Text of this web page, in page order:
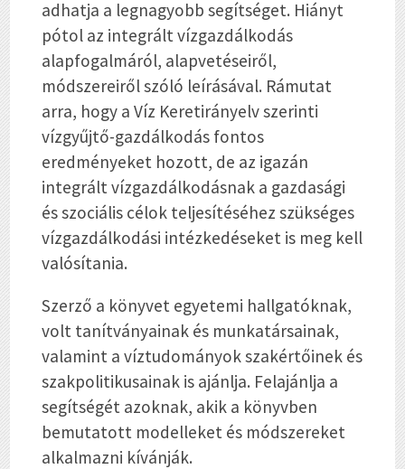
adhatja a legnagyobb segítséget. Hiányt
pótol az integrált vízgazdálkodás
alapfogalmáról, alapvetéseiről,
módszereiről szóló leírásával. Rámutat
arra, hogy a Víz Keretirányelv szerinti
vízgyűjtő-gazdálkodás fontos
eredményeket hozott, de az igazán
integrált vízgazdálkodásnak a gazdasági
és szociális célok teljesítéséhez szükséges
vízgazdálkodási intézkedéseket is meg kell
valósítania.
Szerző a könyvet egyetemi hallgatóknak,
volt tanítványainak és munkatársainak,
valamint a víztudományok szakértőinek és
szakpolitikusainak is ajánlja. Felajánlja a
segítségét azoknak, akik a könyvben
bemutatott modelleket és módszereket
alkalmazni kívánják.